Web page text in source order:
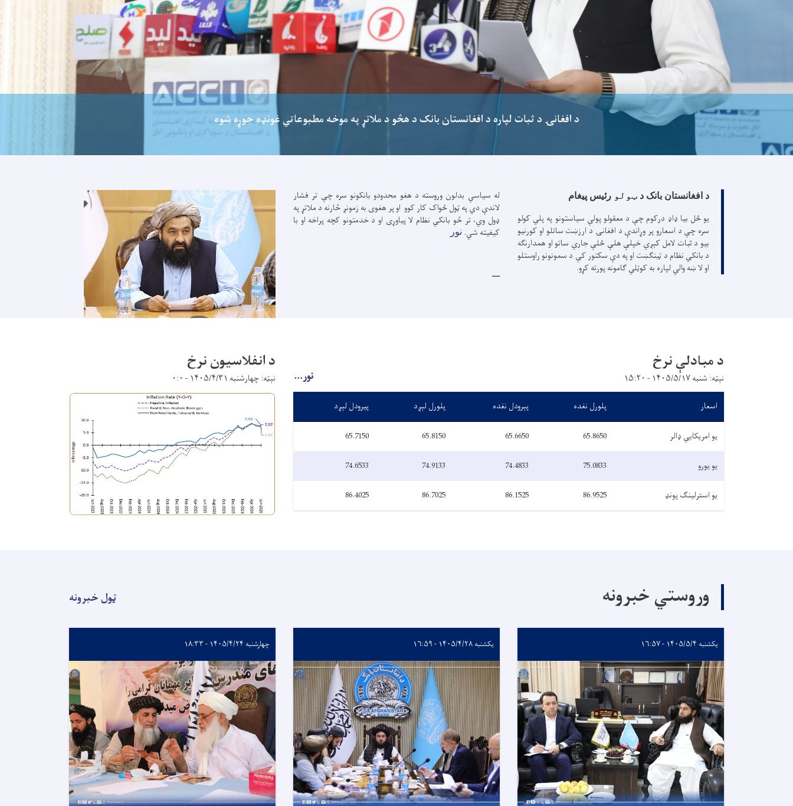
د افغانۍ د ثبات لپاره د افغانستان بانک د هڅو د ملاتړ په موخه مطبوعاتي غونډه جوړه شوه
د افغانستان بانک د ټولو رئیس پیغام
یو ځل بیا ډاډ درکوم چې د معقولو پولي سیاستونو په پلي کولو
سره چې د اسعارو پر وړاندې د افغانۍ د ارزښت ساتلو او کورنیو
بیو د ثبات لامل کېږي خپلې هلې ځلې جاري ساتو او همدارنګه
د بانکي نظام د ټینګښت او په دې سکتور کې د سمونونو راوستلو
او لا ښه والي لپاره به کوټلي ګامونه پورته کړو.
له سیاسي بدلون وروسته د هغو محدودو بانکونو سره چې تر فشار
لاندې دي په ټول ځواک کار کوو او پر هغوی به زمونږ څارنه د ملاتړ په
ډول وي، تر څو بانکي نظام لا پیاوړی او د خدمتونو کچه پراخه او با
کیفیته شي. نور
د مبادلې نرخ
نېټه: شنبه ۱۴۰۵/۵/۱۷ - ۱۵:۲۰ نور...
اسعار پلورل نغده پېرودل نغده پلورل لېږد پیرودل لېږد
یو امریکایي ډالر 65.8650
65.6650
65.8150
65.7150
یو یورو
75.0833
74.4833
74.9133
74.6533
یو استرلینګ پونډ
86.9525
86.1525
86.7025
86.4025
د انفلاسیون نرخ
نېټه: چهارشنبه ۱۴۰۵/۴/۳۱ - ۰:۰
وروستي خبرونه ټول خبرونه
یکشنبه ۱۴۰۵/۵/۴ - ۱۶:۵۷ یکشنبه ۱۴۰۵/۴/۲۸ - ۱۶:۵۹ چهارشنبه ۱۴۰۵/۴/۲۴ - ۱۸:۳۳